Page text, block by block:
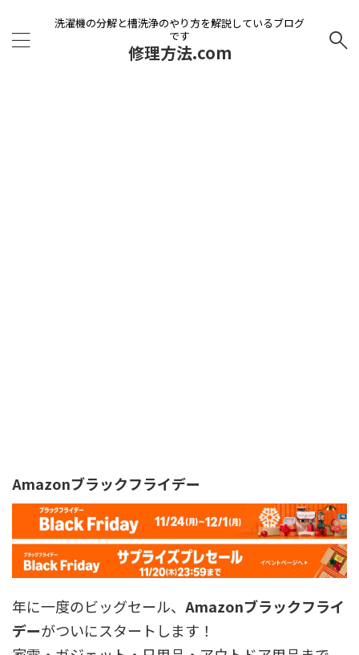
洗濯機の分解と槽洗浄のやり方を解説しているブログ
です
修理方法.com
Amazonブラックフライデー
年に一度のビッグセール、 Amazonブラックフライ
デーがついにスタートします！